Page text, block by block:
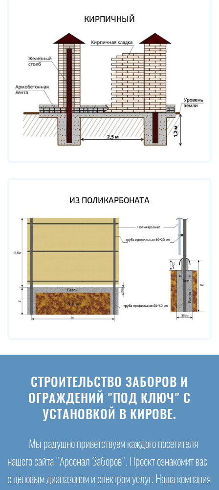
КИРПИЧНЫЙ
ИЗ ПОЛИКАРБОНАТА
СТРОИТЕЛЬСТВО ЗАБОРОВ И
ОГРАЖДЕНИЙ "ПОД КЛЮЧ" С
УСТАНОВКОЙ В КИРОВЕ.
Мы радушно приветствуем каждого посетителя
нашего сайта "Арсенал Заборов". Проект ознакомит вас
с ценовым диапазоном и спектром услуг. Наша компания